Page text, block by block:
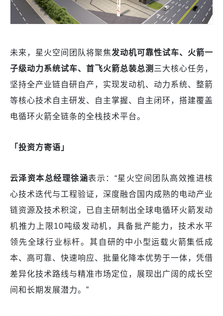
未来，星火空间团队将聚焦发动机可靠性试车、火箭一
子级动力系统试车、首飞火箭总装总测 三大核心任务，
坚持全产业链自研自产，实现发动机、动力系统、整箭
等核心技术自主研发、自主掌握、自主闭环，搭建覆盖
电循环火箭全链条的全栈技术平台。
「投资方寄语」
云泽资本总经理徐涵表示：“星火空间团队高效推进核
心技术迭代与工程验证，深度融合国内成熟的电动产业
链资源及技术积淀，已自主研制出全球电循环火箭发动
机推力上限10吨级发动机，具备批产能力，技术水平
领先全球行业标杆。其自研的中小型运载火箭集低成
本、高可靠、快速响应、批量化降本优势于一体，凭借
差异化技术路线与精准市场定位，展现出广阔的成长空
间和长期发展潜力。”